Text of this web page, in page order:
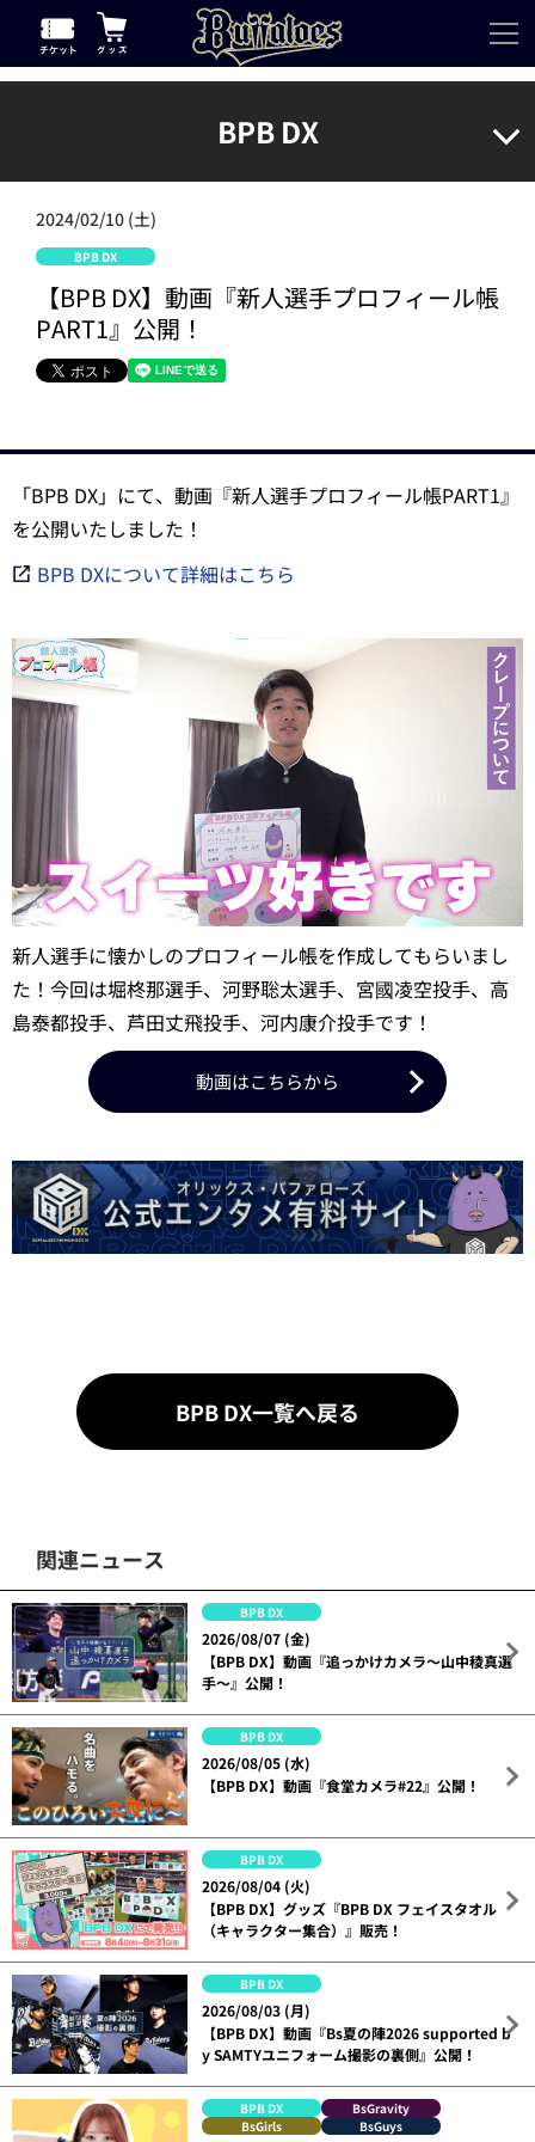
BPB DX
2024/02/10 (土)
BPB DX
【BPB DX】動画『新人選手プロフィール帳
PART1』公開！
「BPB DX」にて、動画『新人選手プロフィール帳PART1』
を公開いたしました！
BPB DXについて詳細はこちら
新人選手に懐かしのプロフィール帳を作成してもらいまし
た！今回は堀柊那選手、河野聡太選手、宮國凌空投手、高
島泰都投手、芦田丈飛投手、河内康介投手です！
動画はこちらから
BPB DX一覧へ戻る
関連ニュース
BPB DX
2026/08/07 (金)
【BPB DX】動画『追っかけカメラ～山中稜真選
手～』公開！
BPB DX
2026/08/05 (水)
【BPB DX】動画『食堂カメラ#22』公開！
BPB DX
2026/08/04 (火)
【BPB DX】グッズ『BPB DX フェイスタオル
（キャラクター集合）』販売！
BPB DX
2026/08/03 (月)
【BPB DX】動画『Bs夏の陣2026 supported b
y SAMTYユニフォーム撮影の裏側』公開！
BPB DX
BsGravity
BsGirls
BsGuys